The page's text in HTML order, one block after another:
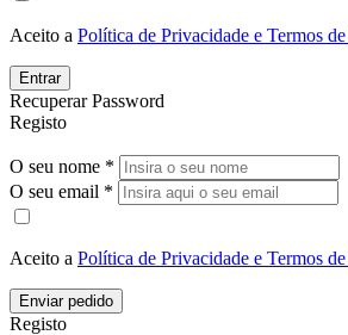
Aceito a Política de Privacidade e Termos
Entrar
Recuperar Password
Registo
O seu nome *
O seu email *
Aceito a Política de Privacidade e Termos
Enviar pedido
Registo